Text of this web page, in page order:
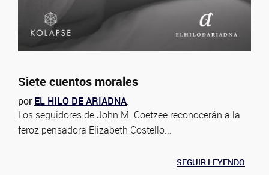
Siete cuentos morales
porEL HILO DE ARIADNA.
Los seguidores de John M. Coetzee reconocerán a la
feroz pensadora Elizabeth Costello...
SEGUIR LEYENDO